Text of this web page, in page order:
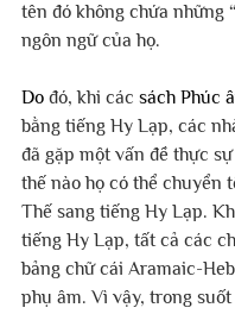
tên đó không chứa những
ngôn ngữ của họ.
Do đó, khi các sách Phúc
bằng tiếng Hy Lạp, các
đã gặp một vấn đề thực
thế nào họ có thể chuyển
Thế sang tiếng Hy Lạp.
tiếng Hy Lạp, tất cả các
bảng chữ cái Aramaic-
phụ âm. Vì vậy, trong